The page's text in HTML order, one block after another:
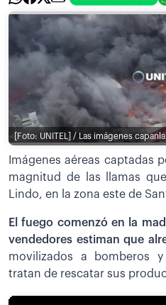
[Foto: UNITEL] / Las imágenes
Imágenes aéreas captadas
magnitud de las llamas
Lindo, en la zona este de
El fuego comenzó en la
vendedores estiman que
movilizados a bomberos
tratan de rescatar sus